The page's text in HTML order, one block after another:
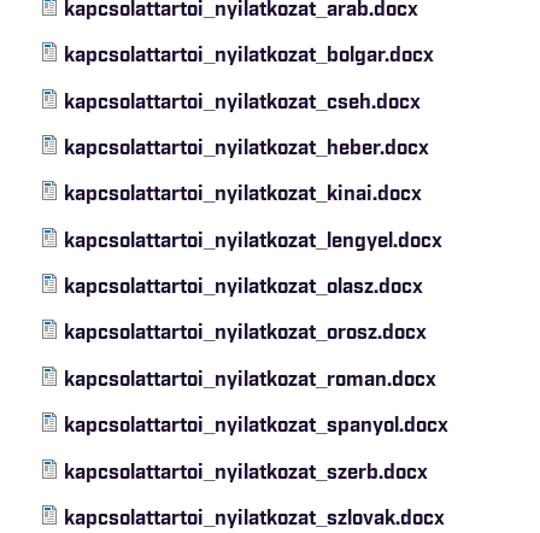
kapcsolattartoi_nyilatkozat_arab.docx
kapcsolattartoi_nyilatkozat_bolgar.docx
kapcsolattartoi_nyilatkozat_cseh.docx
kapcsolattartoi_nyilatkozat_heber.docx
kapcsolattartoi_nyilatkozat_kinai.docx
kapcsolattartoi_nyilatkozat_lengyel.docx
kapcsolattartoi_nyilatkozat_olasz.docx
kapcsolattartoi_nyilatkozat_orosz.docx
kapcsolattartoi_nyilatkozat_roman.docx
kapcsolattartoi_nyilatkozat_spanyol.docx
kapcsolattartoi_nyilatkozat_szerb.docx
kapcsolattartoi_nyilatkozat_szlovak.docx